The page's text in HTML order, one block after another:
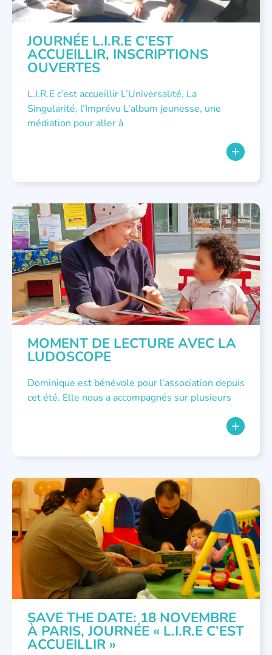
JOURNÉE L.I.R.E C’EST
ACCUEILLIR, INSCRIPTIONS
OUVERTES
L.I.R.E c’est accueillir L’Universalité, La
Singularité, l’Imprévu L’album jeunesse, une
médiation pour aller à
NON CLASSÉ
MOMENT DE LECTURE AVEC LA
LUDOSCOPE
Dominique est bénévole pour l’association depuis
cet été. Elle nous a accompagnés sur plusieurs
NON CLASSÉ
SAVE THE DATE: 18 NOVEMBRE
À PARIS, JOURNÉE « L.I.R.E C’EST
ACCUEILLIR »